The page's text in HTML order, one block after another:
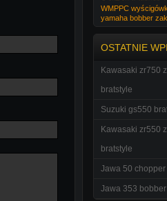
WMPPC
yamaha bobber
OSTATNIE
Kawasaki zr750
bratstyle
Suzuki gs550
Kawasaki zr550
bratstyle
Jawa 50
Jawa 353